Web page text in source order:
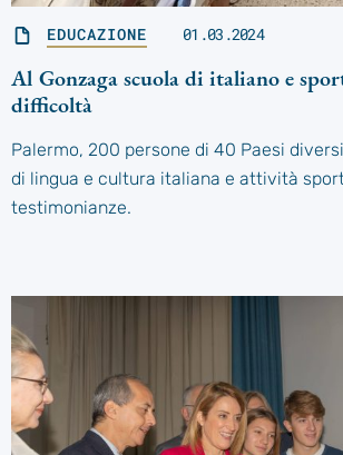
EDUCAZIONE 01.03.2024
Al Gonzaga scuola di italiano e
difficoltà
Palermo, 200 persone di 40 Paesi
di lingua e cultura italiana e attività
testimonianze.